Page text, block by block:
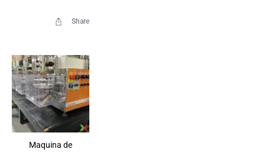
Share
Maquina de